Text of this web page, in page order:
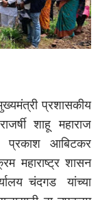
प्रशासकीय
शाहू महाराज
प्रकाश आबिटकर
महाराष्ट्र शासन
चंदगड यांच्या